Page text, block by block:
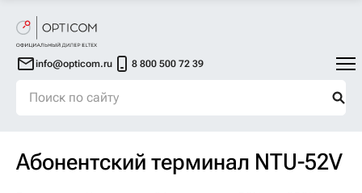
info@opticom.ru 8 800 500 72 39
Абонентский терминал NTU-52V